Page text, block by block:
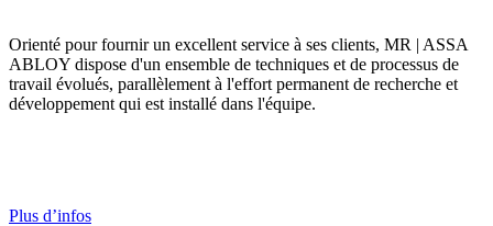
Orienté pour fournir un excellent service à ses clients, MR | ASSA
ABLOY dispose d'un ensemble de techniques et de processus de
travail évolués, parallèlement à l'effort permanent de recherche et
développement qui est installé dans l'équipe.
Plus d’infos